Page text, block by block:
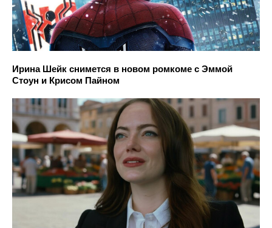
Ирина Шейк снимется в новом ромкоме с Эммой
Стоун и Крисом Пайном